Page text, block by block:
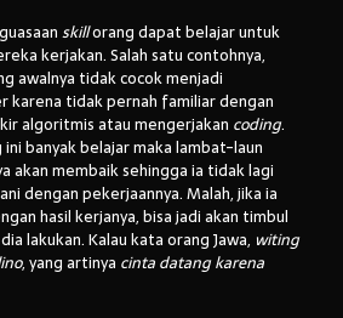
skillorang dapat belajar untuk
kerjakan. Salah satu contohnya,
awalnya tidak cocok menjadi
karena tidak pernah familiar dengan
algoritmis atau mengerjakan coding.
banyak belajar maka lambat-laun
akan membaik sehingga ia tidak lagi
dengan pekerjaannya. Malah, jika ia
hasil kerjanya, bisa jadi akan timbul
lakukan. Kalau kata orang Jawa, witing
, yang artinya cinta datang karena